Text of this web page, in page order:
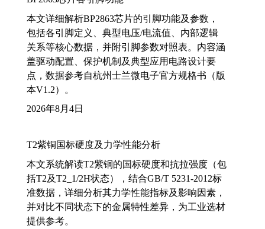
本文详细解析BP2863芯片的引脚功能及参数，
包括各引脚定义、典型电压/电流值、内部逻辑
关系等核心数据，并附引脚参数对照表。内容涵
盖驱动配置、保护机制及典型应用电路设计要
点，数据参考自杭州士兰微电子官方规格书（版
本V1.2）。
2026年8月4日
T2紫铜国标硬度及力学性能分析
本文系统解读T2紫铜的国标硬度和抗拉强度（包
括T2及T2_1/2H状态），结合GB/T 5231-2012标
准数据，详细分析其力学性能指标及影响因素，
并对比不同状态下的金属特性差异，为工业选材
提供参考。